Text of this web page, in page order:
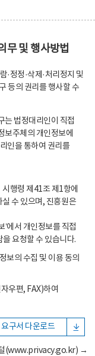
무 및 행사방법
·정정·삭제·처리정지 및
등의 권리를 행사할 수
는 법정대리인이 직접
보주체의 개인정보에
인을 통하여 권리를
행령 제41조 제1항에
수 있으며, 진흥원은
’에서 개인정보를 직접
을 요청할 수 있습니다.
보의 수집 및 이용 동의
우편, FAX)하여
구서 다운로드
털(www.privacy.go.kr) →